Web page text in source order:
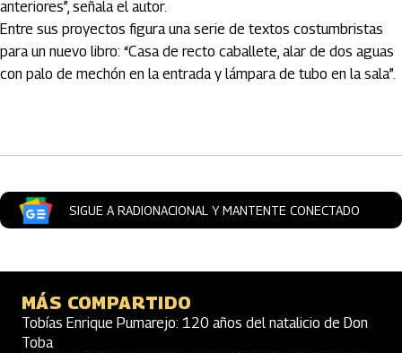
anteriores”, señala el autor.
Entre sus proyectos figura una serie de textos costumbristas
para un nuevo libro: “Casa de recto caballete, alar de dos aguas
con palo de mechón en la entrada y lámpara de tubo en la sala”.
SIGUE A RADIONACIONAL Y MANTENTE CONECTADO
MÁS COMPARTIDO
Tobías Enrique Pumarejo: 120 años del natalicio de Don
Toba